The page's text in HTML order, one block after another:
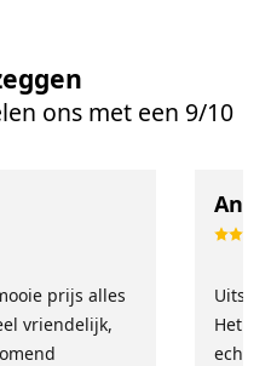
ons met een 9/10
prijs alles
vriendelijk,
Het
echt